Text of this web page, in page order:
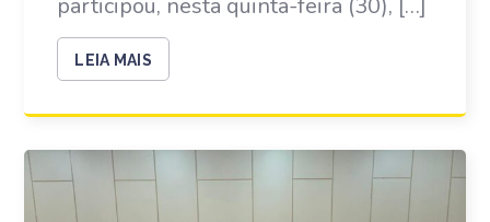
participou, nesta quinta-feira (30), […]
LEIA MAIS